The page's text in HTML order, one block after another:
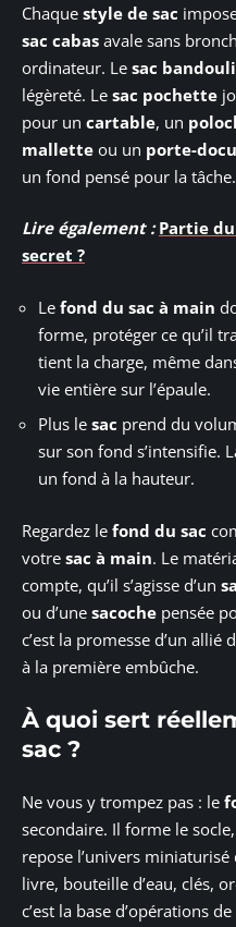
Chaque style de sac
sac cabas avale sans
ordinateur. Le sac
légèreté. Le sac pochette
pour un cartable, un
mallette ou un porte-
un fond pensé pour la tâche.
Lire également : Partie
secret ?
Le fond du sac à main
forme, protéger ce qu’il
tient la charge, même
vie entière sur l’épaule.
Plus le sac prend du
sur son fond s’intensifie.
un fond à la hauteur.
Regardez le fond du sac
votre sac à main. Le
compte, qu’il s’agisse d’un
ou d’une sacoche pensée
c’est la promesse d’un
à la première embûche.
À quoi sert
sac ?
Ne vous y trompez pas : le
secondaire. Il forme le
repose l’univers
livre, bouteille d’eau, clés,
c’est la base d’opérations